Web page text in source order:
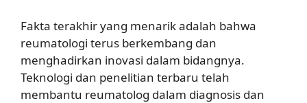
Fakta terakhir yang menarik adalah bahwa
reumatologi terus berkembang dan
menghadirkan inovasi dalam bidangnya.
Teknologi dan penelitian terbaru telah
membantu reumatolog dalam diagnosis dan